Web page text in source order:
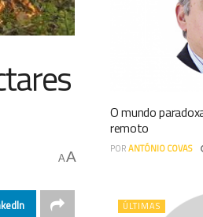
AA
O mundo
remoto
PORANTÓNIO COVAS
ÚLTIMAS